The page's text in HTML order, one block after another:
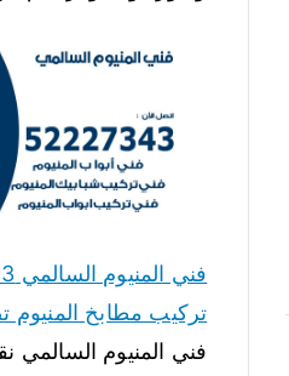
تركيب مطابخ المنيوم
فني المنيوم السالمي